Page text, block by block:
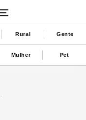
Rural Gente
Mulher Pet